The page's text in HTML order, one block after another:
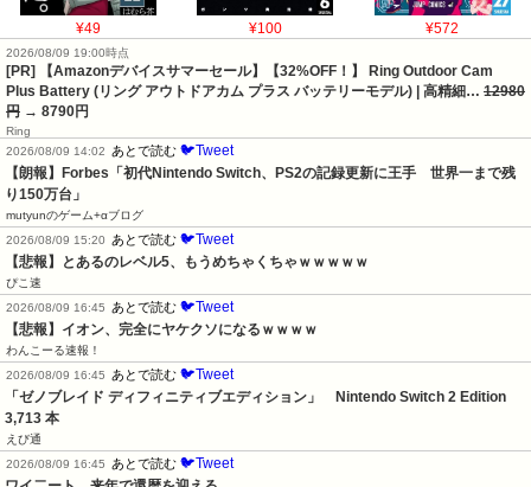
¥49 ¥100 ¥572
2026/08/09 19:00時点
[PR] 【Amazonデバイスサマーセール】【32%OFF！】 Ring Outdoor Cam
Plus Battery (リング アウトドアカム プラス バッテリーモデル) | 高精細… 12980
円 → 8790円
Ring
2026/08/09 14:02
あとで読む 🐦Tweet
【朗報】Forbes「初代Nintendo Switch、PS2の記録更新に王手　世界一まで残
り150万台」
mutyunのゲーム+αブログ
2026/08/09 15:20
あとで読む 🐦Tweet
【悲報】とあるのレベル5、もうめちゃくちゃｗｗｗｗｗ
ぴこ速
2026/08/09 16:45
あとで読む 🐦Tweet
【悲報】イオン、完全にヤケクソになるｗｗｗｗ
わんこーる速報！
2026/08/09 16:45
あとで読む 🐦Tweet
「ゼノブレイド ディフィニティブエディション」　Nintendo Switch 2 Edition
3,713 本
えび通
2026/08/09 16:45
あとで読む 🐦Tweet